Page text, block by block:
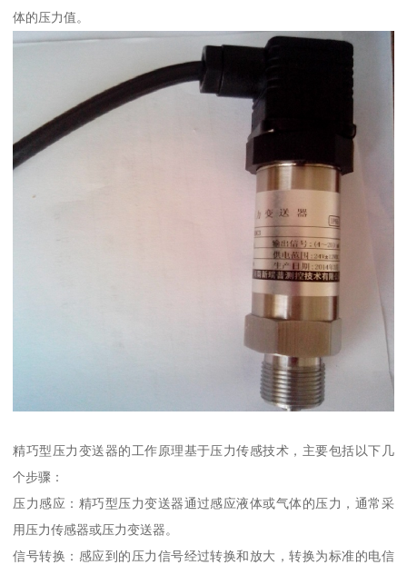
体的压力值。
精巧型压力变送器的工作原理基于压力传感技术，主要包括以下几
个步骤：
压力感应：精巧型压力变送器通过感应液体或气体的压力，通常采
用压力传感器或压力变送器。
信号转换：感应到的压力信号经过转换和放大，转换为标准的电信